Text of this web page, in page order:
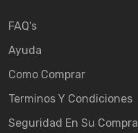
FAQ's
Ayuda
Como Comprar
Terminos Y Condiciones
Seguridad En Su Compra